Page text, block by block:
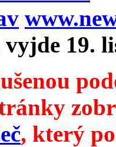
19.
, který